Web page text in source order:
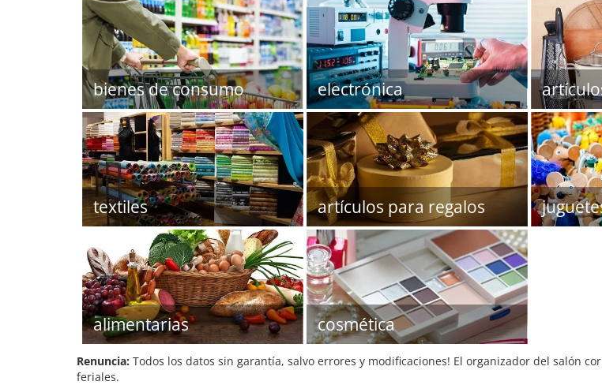
bienes de consumo electrónica
textiles artículos para regalos
alimentarias cosmética
Renuncia: Todos los datos sin garantía, salvo errores y modificaciones! El organizador del salón
feriales.